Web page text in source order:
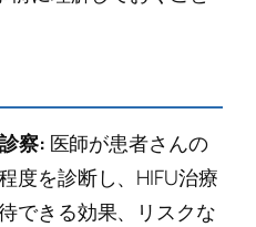
察: 医師が患者さんの
度を診断し、HIFU治療
できる効果、リスクな